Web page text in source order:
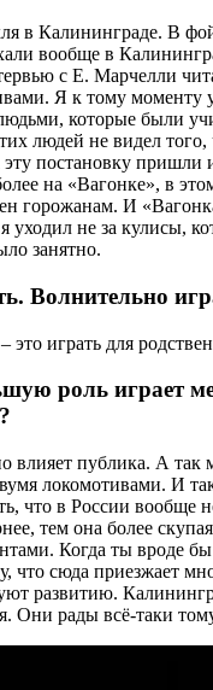
в Калининграде. В
вообще в
с Е. Марчелли
Я к тому моменту
которые были
людей не видел
постановку
на «Вагонке», в
горожанам. И
уходил не за кулисы,
занятно.
Волнительно
это играть для
роль играет
влияет публика. А
локомотивами. И
что в России вообще
тем она более
Когда ты вроде
что сюда приезжает
развитию.
Они рады всё-таки